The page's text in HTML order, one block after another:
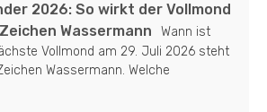
2026: So wirkt der Vollmond
Wassermann
Wann ist
Vollmond am 29. Juli 2026 steht
Wassermann. Welche